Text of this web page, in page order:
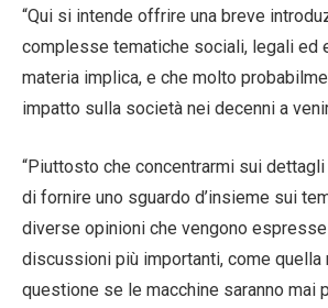
“Qui si intende offrire una breve
complesse tematiche sociali, legali ed
materia implica, e che molto
impatto sulla società nei decenni a
“Piuttosto che concentrarmi sui
di fornire uno sguardo d’insieme sui
diverse opinioni che vengono
discussioni più importanti, come quella
questione se le macchine saranno mai